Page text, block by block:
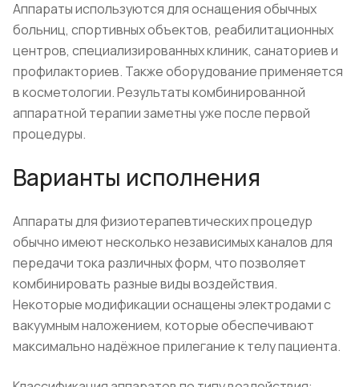
Аппараты используются для оснащения обычных
больниц, спортивных объектов, реабилитационных
центров, специализированных клиник, санаториев и
профилакториев. Также оборудование применяется
в косметологии. Результаты комбинированной
аппаратной терапии заметны уже после первой
процедуры.
Варианты исполнения
Аппараты для физиотерапевтических процедур
обычно имеют несколько независимых каналов для
передачи тока различных форм, что позволяет
комбинировать разные виды воздействия.
Некоторые модификации оснащены электродами с
вакуумным наложением, которые обеспечивают
максимально надёжное прилегание к телу пациента.